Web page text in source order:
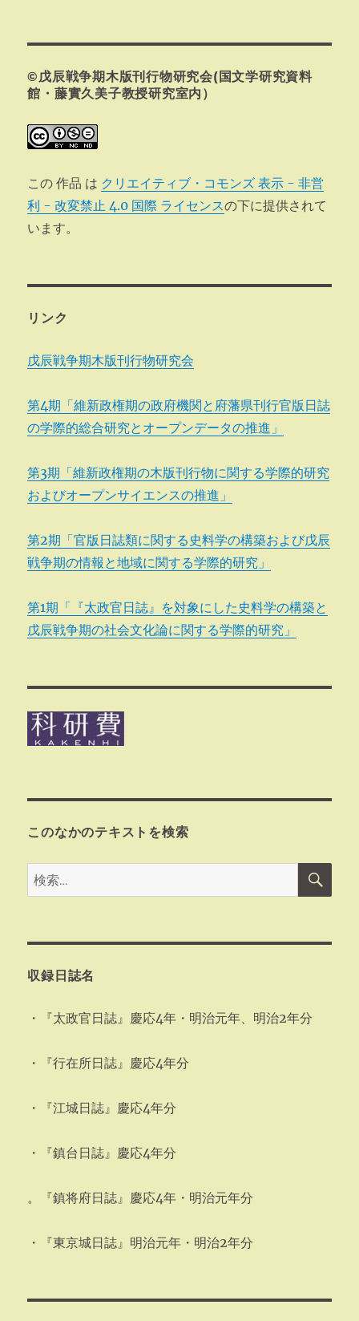
ン
©戊辰戦争期木版刊行物研究会(国文学研究資料
館・藤實久美子教授研究室内）
この 作品 は クリエイティブ・コモンズ 表示 - 非営
利 - 改変禁止 4.0 国際 ライセンスの下に提供されて
います。
リンク
戊辰戦争期木版刊行物研究会
第4期「維新政権期の政府機関と府藩県刊行官版日誌
の学際的総合研究とオープンデータの推進」
第3期「維新政権期の木版刊行物に関する学際的研究
およびオープンサイエンスの推進」
第2期「官版日誌類に関する史料学の構築および戊辰
戦争期の情報と地域に関する学際的研究」
第1期「『太政官日誌』を対象にした史料学の構築と
戊辰戦争期の社会文化論に関する学際的研究」
このなかのテキストを検索
検
索:
検
収録日誌名
・『太政官日誌』慶応4年・明治元年、明治2年分
・『行在所日誌』慶応4年分
・『江城日誌』慶応4年分
・『鎮台日誌』慶応4年分
。『鎮将府日誌』慶応4年・明治元年分
・『東京城日誌』明治元年・明治2年分